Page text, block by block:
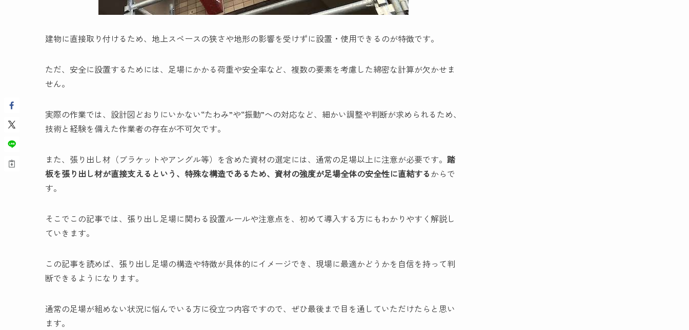
建物に直接取り付けるため、地上スペースの狭さや地形の影響を受けずに設置・使用できるのが特徴です。
ただ、安全に設置するためには、足場にかかる荷重や安全率など、複数の要素を考慮した綿密な計算が欠かせま
せん。
実際の作業では、設計図どおりにいかない“たわみ”や“振動”への対応など、細かい調整や判断が求められるため、
技術と経験を備えた作業者の存在が不可欠です。
また、張り出し材（ブラケットやアングル等）を含めた資材の選定には、通常の足場以上に注意が必要です。 踏
板を張り出し材が直接支えるという、特殊な構造であるため、資材の強度が足場全体の安全性に直結するからで
す。
そこでこの記事では、張り出し足場に関わる設置ルールや注意点を、初めて導入する方にもわかりやすく解説し
ていきます。
この記事を読めば、張り出し足場の構造や特徴が具体的にイメージでき、現場に最適かどうかを自信を持って判
断できるようになります。
通常の足場が組めない状況に悩んでいる方に役立つ内容ですので、ぜひ最後まで目を通していただけたらと思い
ます。